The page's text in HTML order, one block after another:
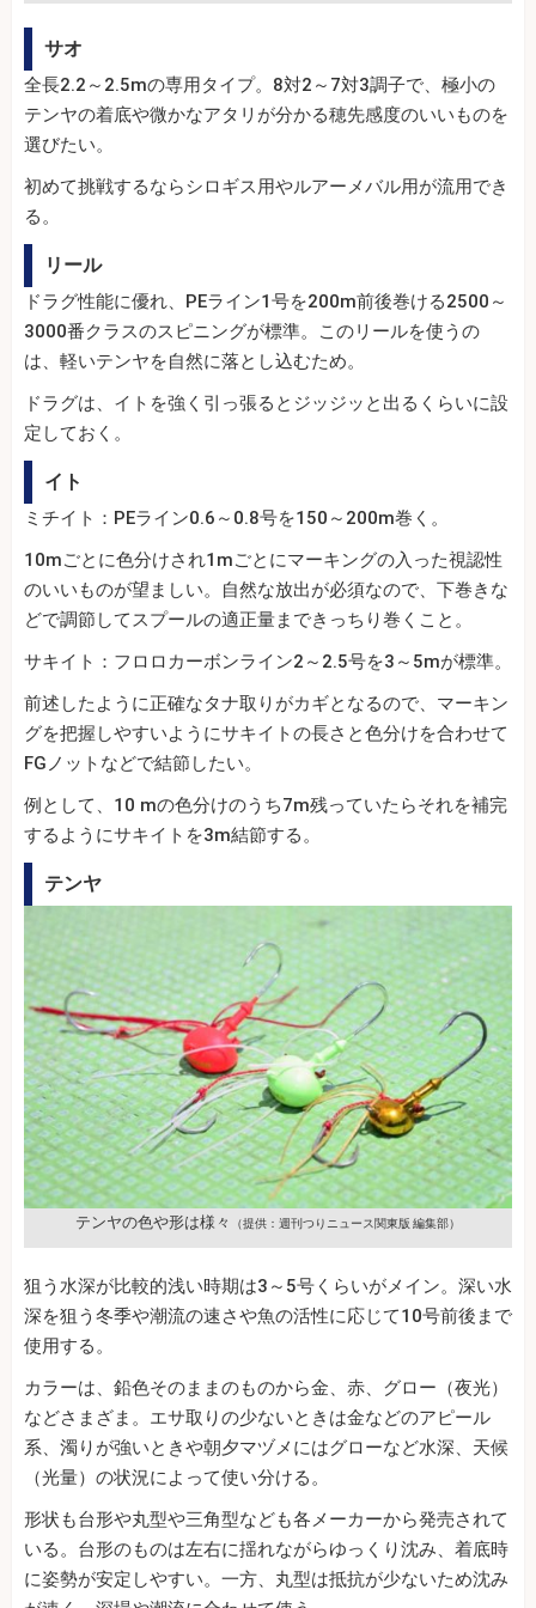
サオ
全長2.2～2.5mの専用タイプ。8対2～7対3調子で、極小の
テンヤの着底や微かなアタリが分かる穂先感度のいいものを
選びたい。
初めて挑戦するならシロギス用やルアーメバル用が流用でき
る。
リール
ドラグ性能に優れ、PEライン1号を200m前後巻ける2500～
3000番クラスのスピニングが標準。このリールを使うの
は、軽いテンヤを自然に落とし込むため。
ドラグは、イトを強く引っ張るとジッジッと出るくらいに設
定しておく。
イト
ミチイト：PEライン0.6～0.8号を150～200m巻く。
10mごとに色分けされ1mごとにマーキングの入った視認性
のいいものが望ましい。自然な放出が必須なので、下巻きな
どで調節してスプールの適正量まできっちり巻くこと。
サキイト：フロロカーボンライン2～2.5号を3～5mが標準。
前述したように正確なタナ取りがカギとなるので、マーキン
グを把握しやすいようにサキイトの長さと色分けを合わせて
FGノットなどで結節したい。
例として、10 mの色分けのうち7m残っていたらそれを補完
するようにサキイトを3m結節する。
テンヤ
テンヤの色や形は様々 （提供：週刊つりニュース関東版 編集部）
狙う水深が比較的浅い時期は3～5号くらいがメイン。深い水
深を狙う冬季や潮流の速さや魚の活性に応じて10号前後まで
使用する。
カラーは、鉛色そのままのものから金、赤、グロー（夜光）
などさまざま。エサ取りの少ないときは金などのアピール
系、濁りが強いときや朝夕マヅメにはグローなど水深、天候
（光量）の状況によって使い分ける。
形状も台形や丸型や三角型なども各メーカーから発売されて
いる。台形のものは左右に揺れながらゆっくり沈み、着底時
に姿勢が安定しやすい。一方、丸型は抵抗が少ないため沈み